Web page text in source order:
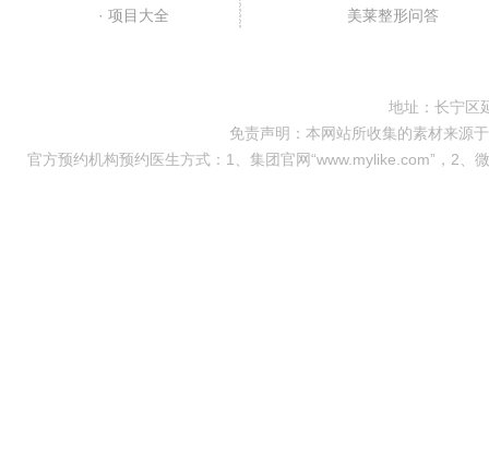
· 项目大全 美莱整形问答
地址：长宁区
免责声明：本网站所收集的素材来源
官方预约机构预约医生方式：1、集团官网“www.mylike.com”，2